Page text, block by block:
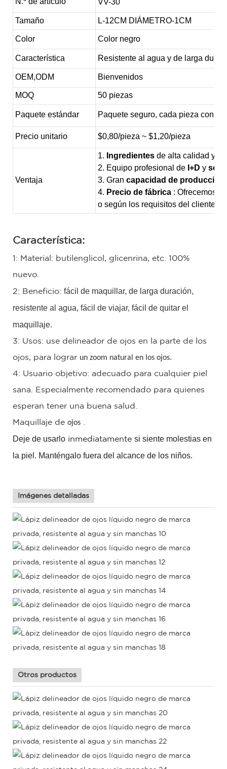
Tamaño L-12CM DIÁMETRO-1CM
Color Color negro
Característica Resistente al agua y de larga
OEM,ODM Bienvenidos
MOQ 50 piezas
Paquete estándar Paquete seguro, cada pieza con
Precio unitario $0,80/pieza ~ $1,20/pieza
Ventaja
1. Ingredientes de alta calidad y
2. Equipo profesional de I+D y
3. Gran capacidad de producción
4. Precio de fábrica : Ofrecemos
o según los requisitos del cliente.
Característica:
1: Material: butilenglicol, glicenrina, etc. 100%
nuevo.
2: Beneficio: fácil de maquillar, de larga duración,
resistente al agua, fácil de viajar, fácil de quitar el
maquillaje.
3: Usos: use delineador de ojos en la parte de los
ojos, para lograr un zoom natural en los ojos.
4: Usuario objetivo: adecuado para cualquier piel
sana. Especialmente recomendado para quienes
esperan tener una buena salud.
Maquillaje de ojos
Deje de usarlo inmediatamente si siente molestias en
la piel. Manténgalo fuera del alcance de los niños.
Imágenes detalladas
Otros productos